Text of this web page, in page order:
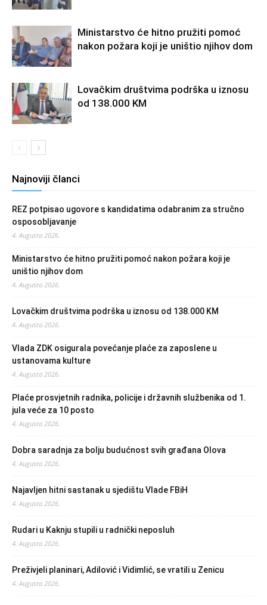
Ministarstvo će hitno pružiti pomoć
nakon požara koji je uništio njihov dom
Lovačkim društvima podrška u iznosu
od 138.000 KM
Najnoviji članci
REZ potpisao ugovore s kandidatima odabranim za stručno
osposobljavanje
4. Augusta 2026.
Ministarstvo će hitno pružiti pomoć nakon požara koji je
uništio njihov dom
4. Augusta 2026.
Lovačkim društvima podrška u iznosu od 138.000 KM
4. Augusta 2026.
Vlada ZDK osigurala povećanje plaće za zaposlene u
ustanovama kulture
4. Augusta 2026.
Plaće prosvjetnih radnika, policije i državnih službenika od 1.
jula veće za 10 posto
4. Augusta 2026.
Dobra saradnja za bolju budućnost svih građana Olova
4. Augusta 2026.
Najavljen hitni sastanak u sjedištu Vlade FBiH
4. Augusta 2026.
Rudari u Kaknju stupili u radnički neposluh
4. Augusta 2026.
Preživjeli planinari, Adilović i Vidimlić, se vratili u Zenicu
4. Augusta 2026.